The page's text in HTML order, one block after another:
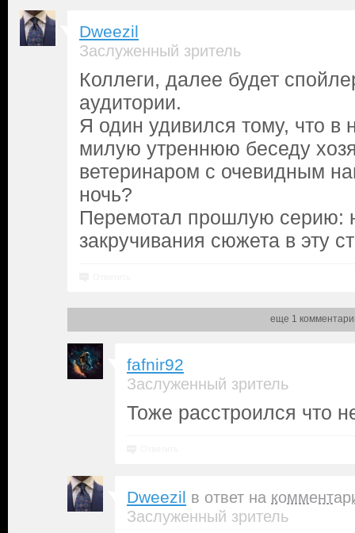
Dweezil
Заслуженный зритель
Коллеги, далее будет
аудитории.
Я один удивился тому, что в
милую утреннюю беседу
ветеринаром с очевидным
ночь?
Перемотал прошлую серию:
закручивания сюжета в эту
еще 1
fafnir92
Заслуженный зритель
Тоже расстроился что
Dweezil в ответ на
Заслуженный зритель